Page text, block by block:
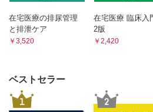
在宅医療の排尿管理
と排泄ケア
￥3,520
在宅医療 臨床入
2版
￥2,420
ベストセラー
1 2